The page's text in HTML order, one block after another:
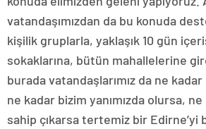
vatandaşımızdan da bu konuda
kişilik gruplarla, yaklaşık 10 gün
sokaklarına, bütün mahallelerine
burada vatandaşlarımız da ne
ne kadar bizim yanımızda olursa,
sahip çıkarsa tertemiz bir